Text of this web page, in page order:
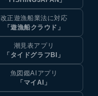
改正遊漁船業法に対応
「遊漁船クラウド」
潮見表アプリ
「タイドグラフBI」
魚図鑑AIアプリ
「マイAI」